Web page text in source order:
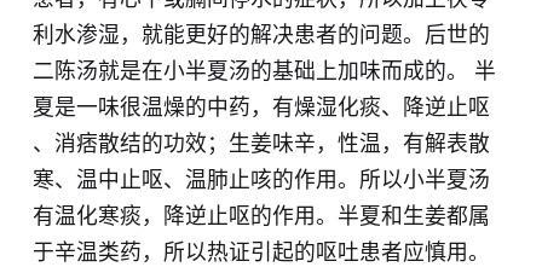
利水渗湿，就能更好的解决患者的问题。后世的
二陈汤就是在小半夏汤的基础上加味而成的。 半
夏是一味很温燥的中药，有燥湿化痰、降逆止呕​
、消痞散结的功效​；生姜味辛，性温，有解表散
寒、温中止呕、温肺止咳的作用​。所以小半夏汤
有温化寒痰，降逆止呕的作用。半夏和生姜都属
于辛温类药，所以热证引起的呕吐​患者应慎用。